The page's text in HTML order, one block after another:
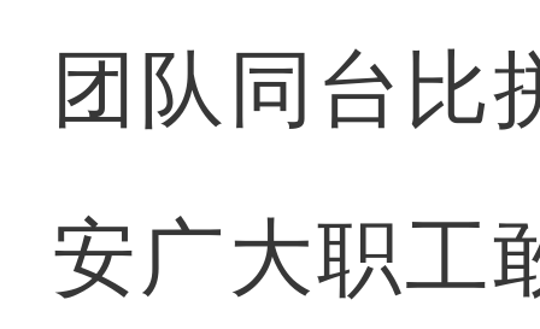
团队同台比
安广大职工